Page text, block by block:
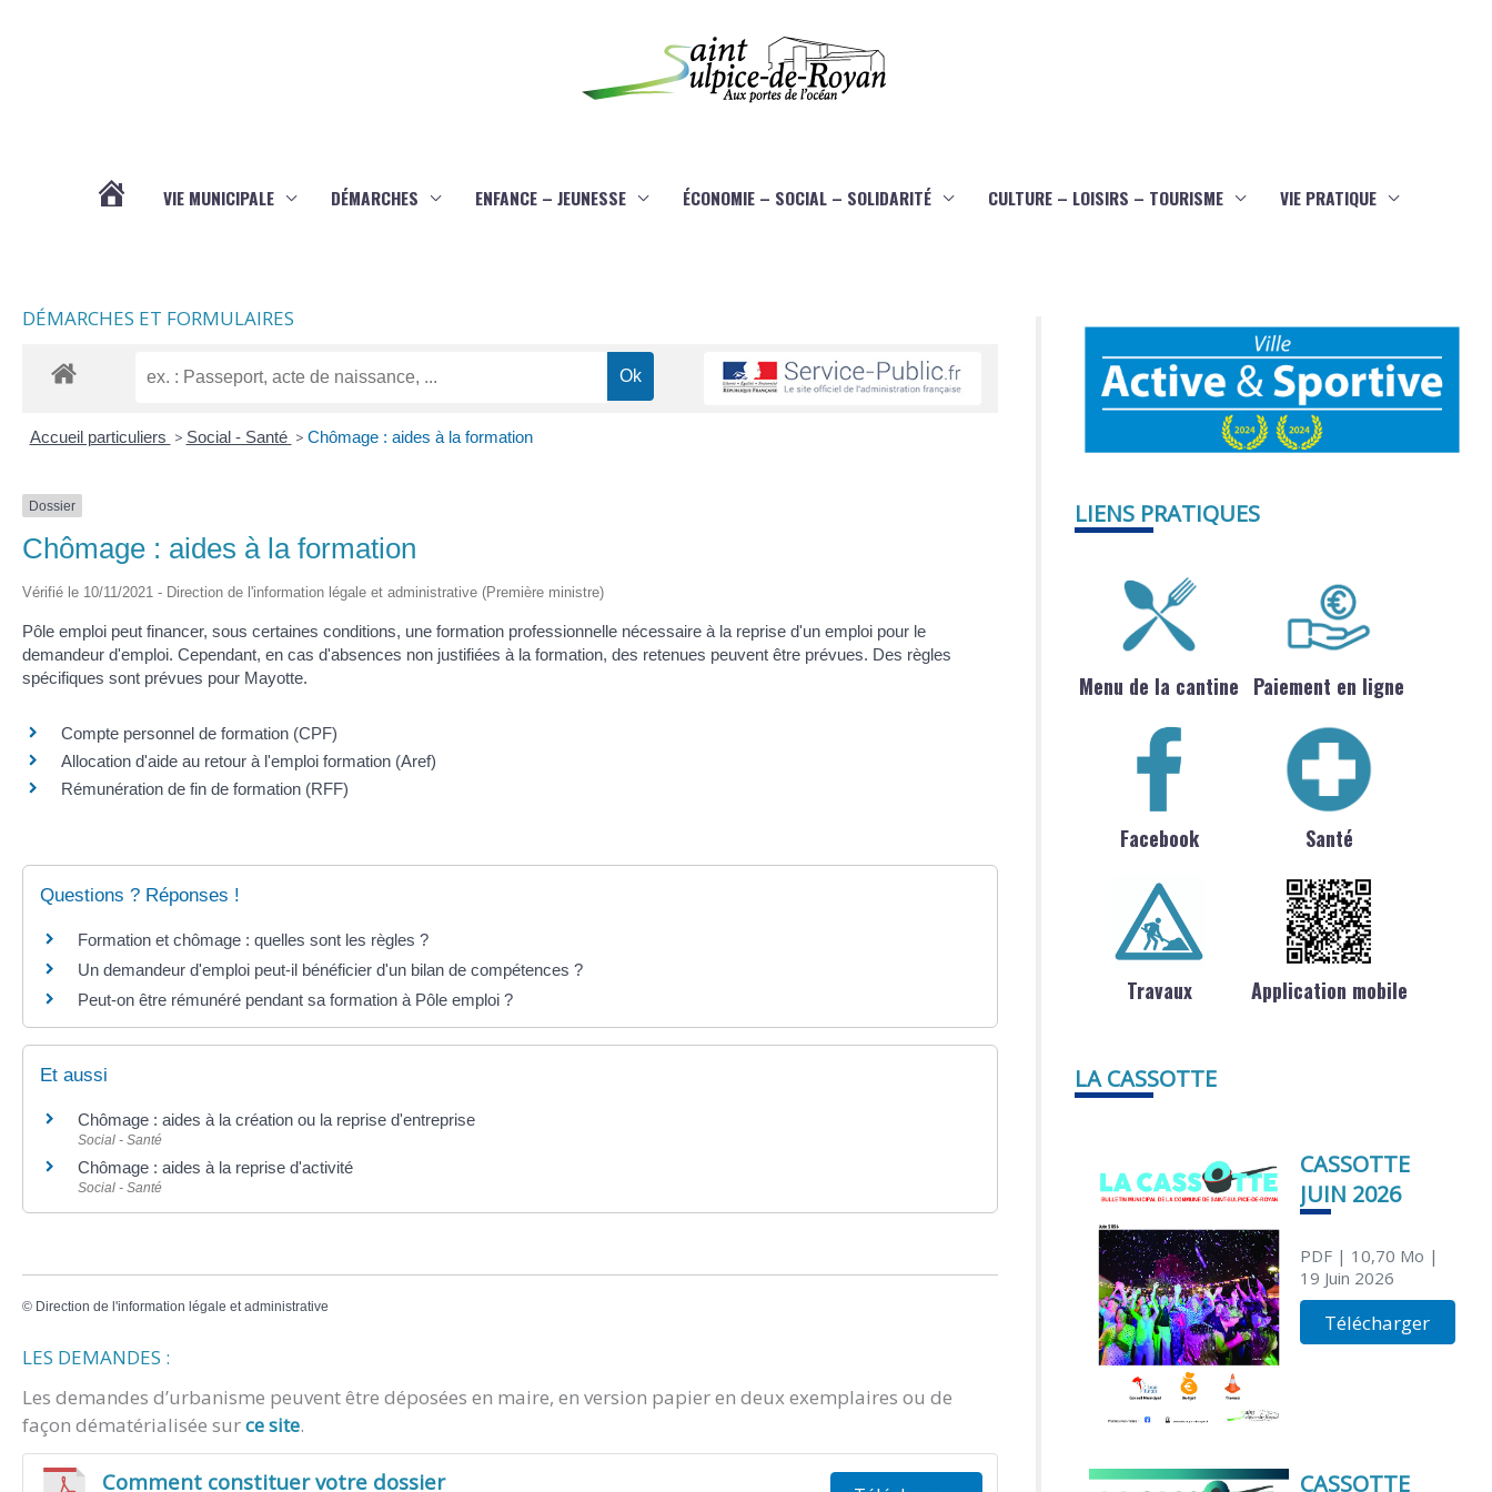
VIE MUNICIPALE DÉMARCHES ENFANCE – JEUNESSE ÉCONOMIE – SOCIAL – SOLIDARITÉ CULTURE – LOISIRS – TOURISME VIE PRATIQUE
DÉMARCHES ET FORMULAIRES
Accueil particuliers > Social - Santé > Chômage : aides à la formation
Dossier
Chômage : aides à la formation
Vérifié le 10/11/2021 - Direction de l'information légale et administrative (Première ministre)
Pôle emploi peut financer, sous certaines conditions, une formation professionnelle nécessaire à la reprise d'un emploi pour le
demandeur d'emploi. Cependant, en cas d'absences non justifiées à la formation, des retenues peuvent être prévues. Des règles
spécifiques sont prévues pour Mayotte.
Compte personnel de formation (CPF)
Allocation d'aide au retour à l'emploi formation (Aref)
Rémunération de fin de formation (RFF)
Questions ? Réponses !
Formation et chômage : quelles sont les règles ?
Un demandeur d'emploi peut-il bénéficier d'un bilan de compétences ?
Peut-on être rémunéré pendant sa formation à Pôle emploi ?
Et aussi
Chômage : aides à la création ou la reprise d'entreprise
Social - Santé
Chômage : aides à la reprise d'activité
Social - Santé
© Direction de l'information légale et administrative
LES DEMANDES :
Les demandes d’urbanisme peuvent être déposées en maire, en version papier en deux exemplaires ou de
façon dématérialisée surce site.
Comment constituer votre dossier
LIENS PRATIQUES
Menu de la cantine Paiement en ligne
Facebook Santé
Travaux Application mobile
LA CASSOTTE
CASSOTTE
JUIN 2026
PDF| 10,70 Mo |
19 Juin 2026
Télécharger
CASSOTTE